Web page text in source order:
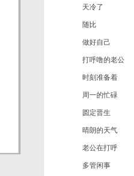
天冷了
随比
做好自己
打呼噜的老公
时刻准备着
周一的忙碌
圆定晋生
晴朗的天气
老公在打呼
多管闲事